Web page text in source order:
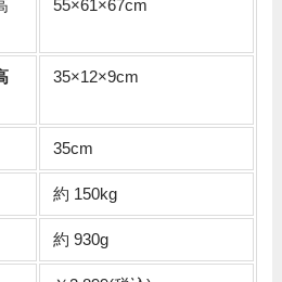
55×61×67cm
35×12×9cm
35cm
約 150kg
約 930g